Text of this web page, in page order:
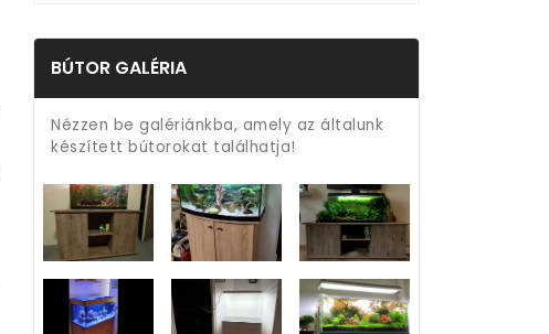
BÚTOR GALÉRIA
Nézzen be galériánkba, amely az általunk
készített bútorokat találhatja!